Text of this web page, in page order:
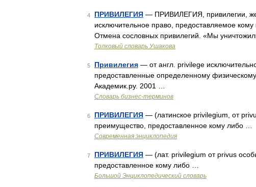
4 ПРИВИЛЕГИЯ — ПРИВИЛЕГИЯ, привилегии,
исключительное право, предоставляемое кому
Отмена сословных привилегий. «Мы
Толковый словарь Ушакова
5 Привилегия — от англ. privilege
предоставленные определенному
Академик.ру. 2001 …
Словарь бизнес-терминов
6 ПРИВИЛЕГИЯ — (латинское privilegium, от
преимущество, предоставленное кому либо …
Современная энциклопедия
7 ПРИВИЛЕГИЯ — (лат. privilegium от privus
предоставленное кому либо …
Большой Энциклопедический словарь